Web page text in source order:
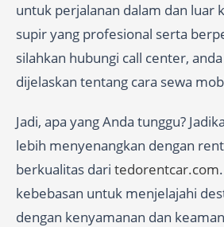
untuk perjalanan dalam dan luar
supir yang profesional serta
silahkan hubungi call center,
dijelaskan tentang cara sewa
Jadi, apa yang Anda tunggu?
lebih menyenangkan dengan
berkualitas dari tedorentcar.com
kebebasan untuk menjelajahi
dengan kenyamanan dan